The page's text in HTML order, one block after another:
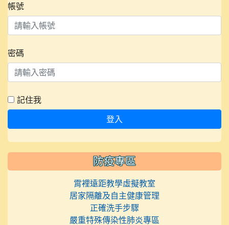
帳號
密碼
記住我
登入
防疫專區
霄裡遠距教學虛擬教室
居家隔離及自主健康管理
正確洗手步驟
嚴重特殊傳染性肺炎專區